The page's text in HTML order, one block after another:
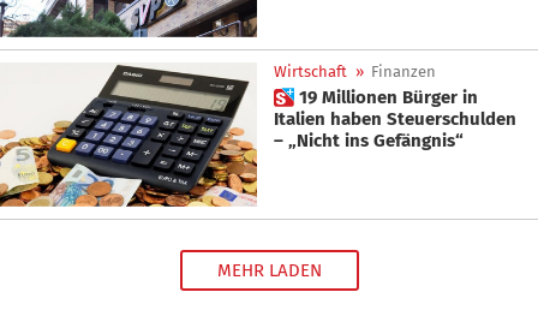
Wirtschaft » Finanzen
 19 Millionen Bürger in
Italien haben Steuerschulden
– „Nicht ins Gefängnis“
MEHR LADEN